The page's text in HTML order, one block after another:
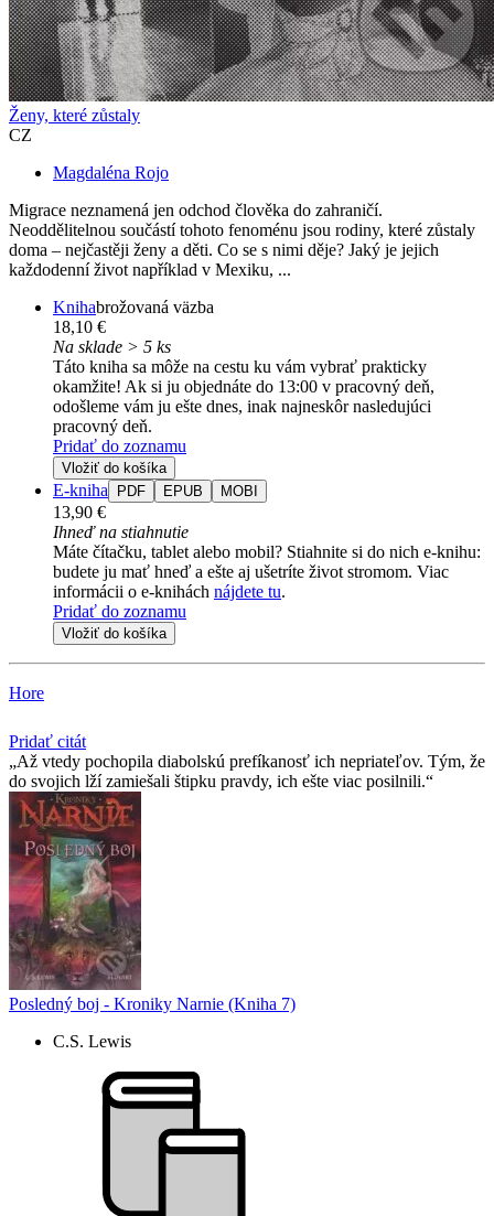
Ženy, které zůstaly
CZ
Magdaléna Rojo
Migrace neznamená jen odchod člověka do zahraničí.
Neoddělitelnou součástí tohoto fenoménu jsou rodiny, které zůstaly
doma – nejčastěji ženy a děti. Co se s nimi děje? Jaký je jejich
každodenní život například v Mexiku, ...
Knihabrožovaná väzba
18,10 €
Na sklade > 5 ks
Táto kniha sa môže na cestu ku vám vybrať prakticky
okamžite! Ak si ju objednáte do 13:00 v pracovný deň,
odošleme vám ju ešte dnes, inak najneskôr nasledujúci
pracovný deň.
Pridať do zoznamu
Vložiť do košíka
E-kniha PDF EPUB MOBI
13,90 €
Ihneď na stiahnutie
Máte čítačku, tablet alebo mobil? Stiahnite si do nich e-knihu:
budete ju mať hneď a ešte aj ušetríte život stromom. Viac
informácii o e-knihách nájdete tu.
Pridať do zoznamu
Vložiť do košíka
Hore
Pridať citát
Až vtedy pochopila diabolskú prefíkanosť ich nepriateľov. Tým, že
do svojich lží zamiešali štipku pravdy, ich ešte viac posilnili.
Posledný boj - Kroniky Narnie (Kniha 7)
C.S. Lewis